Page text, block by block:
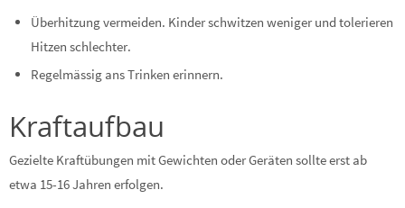
Überhitzung vermeiden. Kinder schwitzen weniger und tolerieren
Hitzen schlechter.
Regelmässig ans Trinken erinnern.
Kraftaufbau
Gezielte Kraftübungen mit Gewichten oder Geräten sollte erst ab
etwa 15-16 Jahren erfolgen.